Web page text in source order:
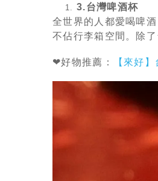
3.台灣啤酒杯
全世界的人都愛喝啤
不佔行李箱空間。除
❤好物推薦： 【來好